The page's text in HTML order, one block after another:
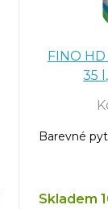
FINO
35
Barevné
Skladem